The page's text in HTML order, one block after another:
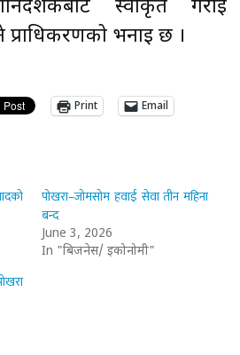
स्वीकृत गराई
प्राधिकरणको भनाइ छ ।
Print Email
पोखरा–जोमसोम हवाई सेवा तीन महिना
बन्द
June 3, 2026
In "बिजनेस/ इकोनोमी"